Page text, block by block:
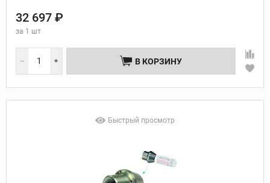
32 697 ₽
за 1 шт
В КОРЗИНУ
Быстрый просмотр